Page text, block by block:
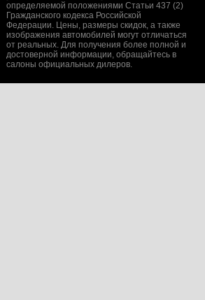
определяемой положениями Статьи 437 (2)
Гражданского кодекса Российской
Федерации. Цены, размеры скидок, а также
изображения автомобилей могут отличаться
от реальных. Для получения более полной и
достоверной информации, обращайтесь в
салоны официальных дилеров.